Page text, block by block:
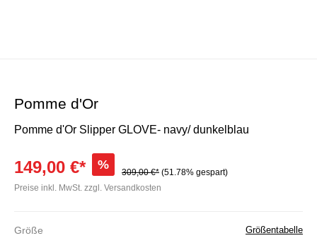
Pomme d'Or
Pomme d'Or Slipper GLOVE- navy/ dunkelblau
149,00 €* %
309,00 €* (51.78% gespart)
Preise inkl. MwSt. zzgl. Versandkosten
Größe Größentabelle